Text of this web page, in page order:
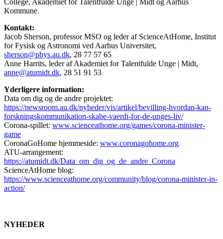
Kommune.
Kontakt:
Jacob Sherson, professor MSO og leder af ScienceAtHome, Institut
for Fysisk og Astronomi ved Aarhus Universitet,
sherson@phys.au.dk, 28 77 57 65
Anne Harrits, leder af Akademiet for Talentfulde Unge | Midt,
anne@atumidt.dk, 28 51 91 53
Yderligere information:
Data om dig og de andre projektet:
https://newsroom.au.dk/nyheder/vis/artikel/bevilling-hvordan-kan-
forskningskommunikation-skabe-vaerdi-for-de-unges-liv/
Corona-spillet: www.scienceathome.org/games/corona-minister-
game
CoronaGoHome hjemmeside: www.coronagohome.org
ATU-arrangement:
https://atumidt.dk/Data_om_dig_og_de_andre_Corona
ScienceAtHome blog:
https://www.scienceathome.org/community/blog/corona-minister-in-
action/
NYHEDER